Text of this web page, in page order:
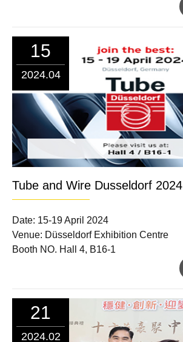
15
2024.04
Tube and Wire Dusseldorf 2024
Date: 15-19 April 2024
Venue: Düsseldorf Exhibition Centre
Booth NO. Hall 4, B16-1
21
2024.02